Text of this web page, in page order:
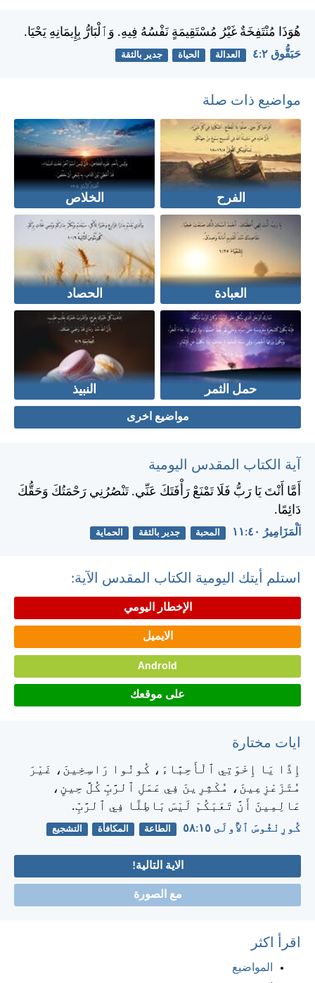
هُوَذَا مُنْتَفِخَةٌ غَيْرُ مُسْتَقِيمَةٍ نَفْسُهُ فِيهِ. وَٱلْبَارُّ بِإِيمَانِهِ يَحْيَا.
حَبَقُّوق ٢:‏٤ العدالة الحياة جدير بالثقة
مواضيع ذات صلة
الفرح الخلاص
العبادة الحصاد
حمل الثمر النبيذ
مواضيع اخرى
آية الكتاب المقدس اليومية
أَمَّا أَنْتَ يَا رَبُّ فَلَا تَمْنَعْ رَأْفَتَكَ عَنِّي. تَنْصُرُنِي رَحْمَتُكَ وَحَقُّكَ
دَائِمًا.
اَلْمَزَامِيرُ ٤٠:‏١١ المحبة جدير بالثقة الحماية
استلم أيتك اليومية الكتاب المقدس الآية:
الإخطار اليومي
الايميل
Android
على موقعك
ايات مختارة
إِذًا يَا إِخْوَتِي ٱلْأَحِبَّاءَ، كُونُوا رَاسِخِينَ، غَيْرَ
مُتَزَعْزِعِينَ، مُكْثِرِينَ فِي عَمَلِ ٱلرَّبِّ كُلَّ حِينٍ،
عَالِمِينَ أَنَّ تَعَبَكُمْ لَيْسَ بَاطِلًا فِي ٱلرَّبِّ.
كُورِنْثُوسَ ٱلأُولَى ١٥:‏٥٨ الطاعة المكافأة التشجيع
الاية التالية!
مع الصورة
اقرأ اكثر
المواضيع